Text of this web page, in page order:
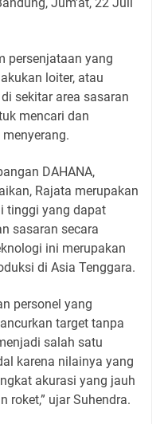
persenjataan yang
loiter, atau
sekitar area sasaran
mencari dan
DAHANA,
Rajata merupakan
tinggi yang dapat
sasaran secara
ini merupakan
di Asia Tenggara.
personel yang
target tanpa
salah satu
karena nilainya yang
akurasi yang jauh
roket,” ujar Suhendra.